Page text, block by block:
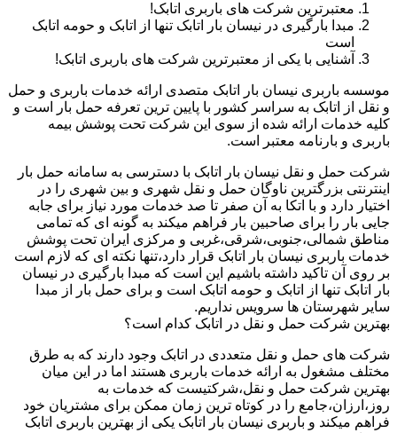
معتبرترین شرکت های باربری اتابک!
مبدا بارگیری در نیسان بار اتابک تنها از اتابک و حومه اتابک
است
آشنایی با یکی از معتبرترین شرکت های باربری اتابک!
موسسه باربری نیسان بار اتابک متصدی ارائه خدمات باربری و حمل
و نقل از اتابک به سراسر کشور با پایین ترین تعرفه حمل بار است و
کلیه خدمات ارائه شده از سوی این شرکت تحت پوشش بیمه
باربری و بارنامه معتبر است.
شرکت حمل و نقل نیسان بار اتابک با دسترسی به سامانه حمل بار
اینترنتی بزرگترین ناوگان حمل و نقل شهری و بین شهری را در
اختیار دارد و با اتکا به آن صفر تا صد خدمات مورد نیاز برای جابه
جایی بار را برای صاحبین بار فراهم میکند به گونه ای که تمامی
مناطق شمالی،جنوبی،شرقی،غربی و مرکزی ایران تحت پوشش
خدمات باربری نیسان بار اتابک قرار دارد،تنها نکته ای که لازم است
بر روی آن تاکید داشته باشیم این است که مبدا بارگیری در نیسان
بار اتابک تنها از اتابک و حومه اتابک است و برای حمل بار از مبدا
سایر شهرستان ها سرویس نداریم.
بهترین شرکت حمل و نقل در اتابک کدام است؟
شرکت های حمل و نقل متعددی در اتابک وجود دارند که به طرق
مختلف مشغول به ارائه خدمات باربری هستند اما در این میان
بهترین شرکت حمل و نقل،شرکتیست که خدمات به
روز،ارزان،جامع را در کوتاه ترین زمان ممکن برای مشتریان خود
فراهم میکند و باربری نیسان بار اتابک یکی از بهترین باربری اتابک